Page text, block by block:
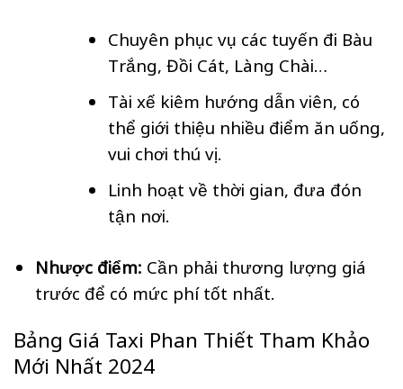
Chuyên phục vụ các tuyến đi Bàu
Trắng, Đồi Cát, Làng Chài…
Tài xế kiêm hướng dẫn viên, có
thể giới thiệu nhiều điểm ăn uống,
vui chơi thú vị.
Linh hoạt về thời gian, đưa đón
tận nơi.
Nhược điểm: Cần phải thương lượng giá
trước để có mức phí tốt nhất.
Bảng Giá Taxi Phan Thiết Tham Khảo
Mới Nhất 2024